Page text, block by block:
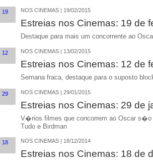
NOS CINEMAS | 19/02/2015
Estreias nos Cinemas: 19 de
Destaque para mais um concorrente ao
NOS CINEMAS | 13/02/2015
Estreias nos Cinemas: 12 de
Semana fraca, destaque para o suposto
NOS CINEMAS | 29/01/2015
Estreias nos Cinemas: 29 de
V�rios filmes que concorrem ao Oscar s�o
Tudo e Birdman
NOS CINEMAS | 18/12/2014
Estreias nos Cinemas: 18 de